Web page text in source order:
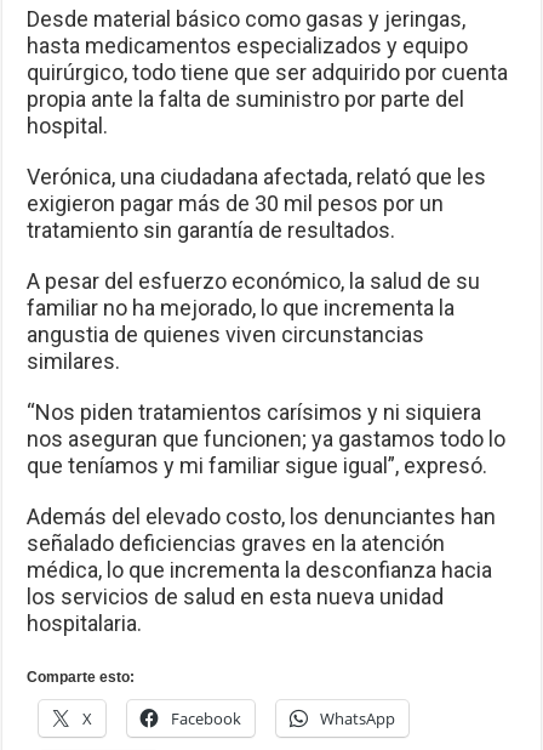
Desde material básico como gasas y jeringas,
hasta medicamentos especializados y equipo
quirúrgico, todo tiene que ser adquirido por cuenta
propia ante la falta de suministro por parte del
hospital.
Verónica, una ciudadana afectada, relató que les
exigieron pagar más de 30 mil pesos por un
tratamiento sin garantía de resultados.
A pesar del esfuerzo económico, la salud de su
familiar no ha mejorado, lo que incrementa la
angustia de quienes viven circunstancias
similares.
“Nos piden tratamientos carísimos y ni siquiera
nos aseguran que funcionen; ya gastamos todo lo
que teníamos y mi familiar sigue igual”, expresó.
Además del elevado costo, los denunciantes han
señalado deficiencias graves en la atención
médica, lo que incrementa la desconfianza hacia
los servicios de salud en esta nueva unidad
hospitalaria.
Comparte esto:
X Facebook WhatsApp